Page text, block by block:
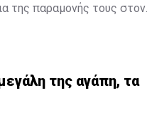
της παραμονής τους στον
της αγάπη, τα